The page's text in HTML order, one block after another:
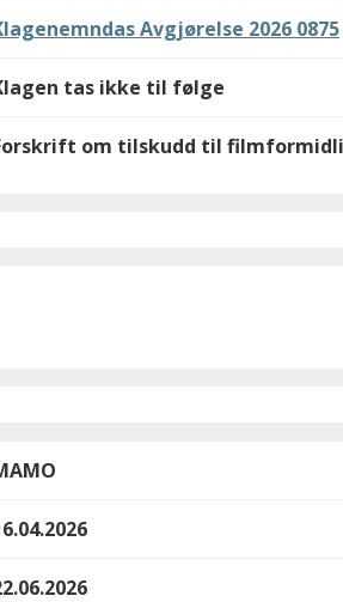
Avgjørelse 2026 0875
tas ikke til følge
om tilskudd til